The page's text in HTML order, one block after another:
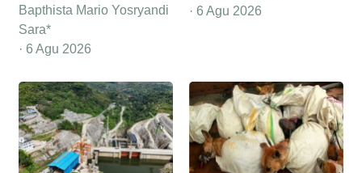
Bapthista Mario Yosryandi
Sara*
6 Agu 2026
6 Agu 2026